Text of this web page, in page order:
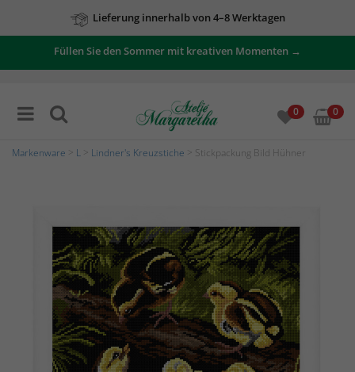
Lieferung innerhalb von 4–8 Werktagen
Füllen Sie den Sommer mit kreativen Momenten →
0 0
Markenware L Lindner's Kreuzstiche > Stickpackung Bild Hühner